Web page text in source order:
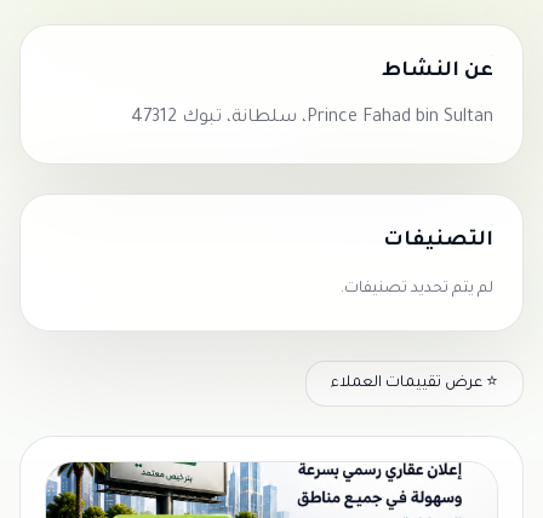
عن النشاط
Prince Fahad bin Sultan، سلطانة، تبوك 47312
التصنيفات
لم يتم تحديد تصنيفات.
⭐ عرض تقييمات العملاء